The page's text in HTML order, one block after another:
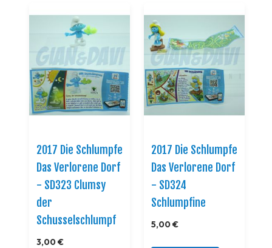
2017 Die Schlumpfe
Das Verlorene Dorf
- SD323 Clumsy
der
Schusselschlumpf
3,00 €
2017 Die Schlumpfe
Das Verlorene Dorf
- SD324
Schlumpfine
5,00 €